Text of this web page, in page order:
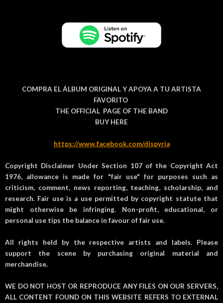
COMPRA EL ÁLBUM ORIGINAL Y APOYA A TU ARTISTA
FAVORITO
THE OFFICIAL PAGE OF THE BAND
BUY HERE
https://www.facebook.com/dispyria
Copyright Disclaimer Under Section 107 of the Copyright Act
1976, allowance is made for "fair use" for purposes such as
criticism, comment, news reporting, teaching, scholarship, and
research. Fair use is a use permitted by copyright statute that
might otherwise be infringing. Non-profit, educational, or
personal use tips the balance in favour of fair use.
All rights held by the respective artists and labels. Please
support the scene by purchasing original material and
merchandise.
WE DO NOT HOST OR REPRODUCE ANY FILES ON OUR SERVERS,
ALL CONTENT FOUND ON THIS WEBSITE REFERS TO EXTERNAL